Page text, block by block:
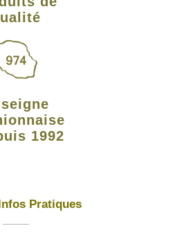
1992
Pratiques